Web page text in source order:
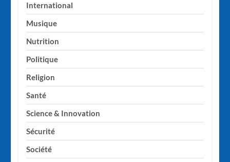
International
Musique
Nutrition
Politique
Religion
Santé
Science & Innovation
Sécurité
Société